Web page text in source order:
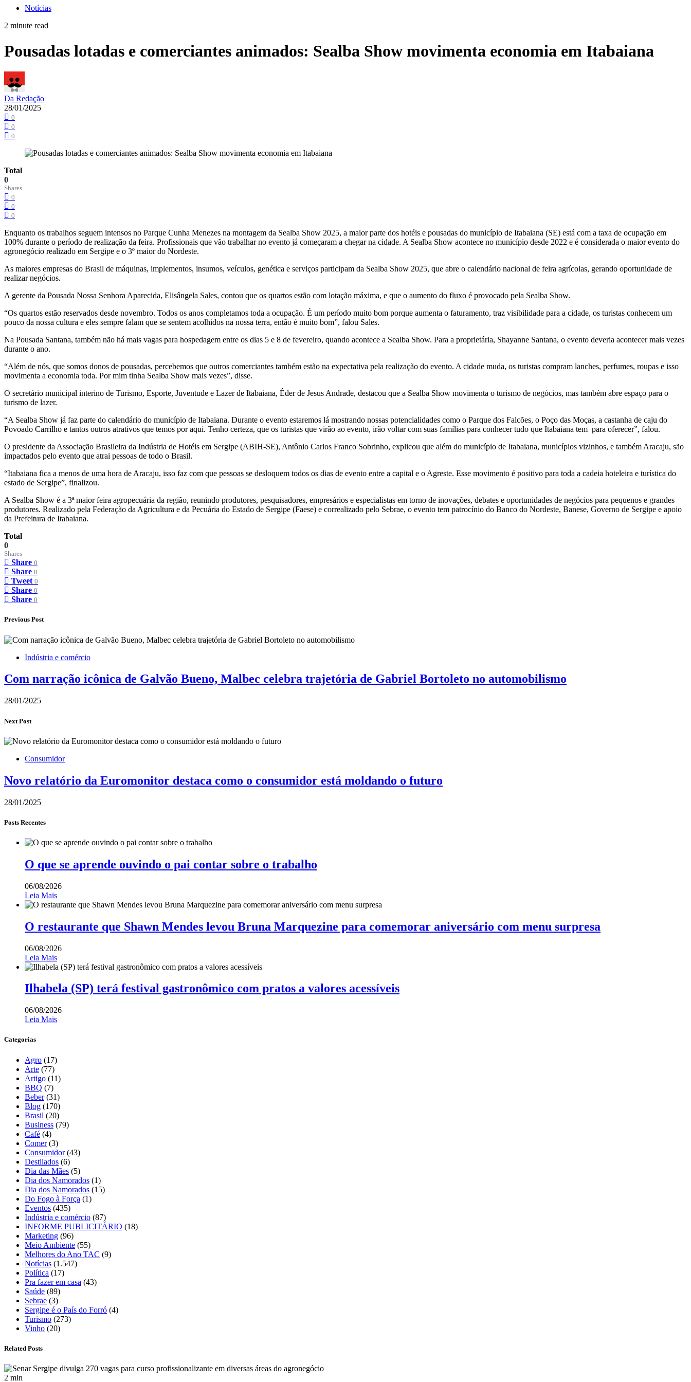
Notícias
2 minute read
Pousadas lotadas e comerciantes animados: Sealba Show movimenta economia em Itabaiana
Da Redação
28/01/2025
0
0
0
Total
0
Shares
0
0
0
Enquanto os trabalhos seguem intensos no Parque Cunha Menezes na montagem da Sealba Show 2025, a maior parte dos hotéis e pousadas do município de Itabaiana (SE) está com a taxa de ocupação em
100% durante o período de realização da feira. Profissionais que vão trabalhar no evento já começaram a chegar na cidade. A Sealba Show acontece no município desde 2022 e é considerada o maior evento do
agronegócio realizado em Sergipe e o 3º maior do Nordeste.
As maiores empresas do Brasil de máquinas, implementos, insumos, veículos, genética e serviços participam da Sealba Show 2025, que abre o calendário nacional de feira agrícolas, gerando oportunidade de
realizar negócios.
A gerente da Pousada Nossa Senhora Aparecida, Elisângela Sales, contou que os quartos estão com lotação máxima, e que o aumento do fluxo é provocado pela Sealba Show.
“Os quartos estão reservados desde novembro. Todos os anos completamos toda a ocupação. É um período muito bom porque aumenta o faturamento, traz visibilidade para a cidade, os turistas conhecem um
pouco da nossa cultura e eles sempre falam que se sentem acolhidos na nossa terra, então é muito bom”, falou Sales.
Na Pousada Santana, também não há mais vagas para hospedagem entre os dias 5 e 8 de fevereiro, quando acontece a Sealba Show. Para a proprietária, Shayanne Santana, o evento deveria acontecer mais vezes
durante o ano.
“Além de nós, que somos donos de pousadas, percebemos que outros comerciantes também estão na expectativa pela realização do evento. A cidade muda, os turistas compram lanches, perfumes, roupas e isso
movimenta a economia toda. Por mim tinha Sealba Show mais vezes”, disse.
O secretário municipal interino de Turismo, Esporte, Juventude e Lazer de Itabaiana, Éder de Jesus Andrade, destacou que a Sealba Show movimenta o turismo de negócios, mas também abre espaço para o
turismo de lazer.
“A Sealba Show já faz parte do calendário do município de Itabaiana. Durante o evento estaremos lá mostrando nossas potencialidades como o Parque dos Falcões, o Poço das Moças, a castanha de caju do
Povoado Carrilho e tantos outros atrativos que temos por aqui. Tenho certeza, que os turistas que virão ao evento, irão voltar com suas famílias para conhecer tudo que Itabaiana tem para oferecer”, falou.
O presidente da Associação Brasileira da Indústria de Hotéis em Sergipe (ABIH-SE), Antônio Carlos Franco Sobrinho, explicou que além do município de Itabaiana, municípios vizinhos, e também Aracaju, são
impactados pelo evento que atrai pessoas de todo o Brasil.
“Itabaiana fica a menos de uma hora de Aracaju, isso faz com que pessoas se desloquem todos os dias de evento entre a capital e o Agreste. Esse movimento é positivo para toda a cadeia hoteleira e turística do
estado de Sergipe”, finalizou.
A Sealba Show é a 3ª maior feira agropecuária da região, reunindo produtores, pesquisadores, empresários e especialistas em torno de inovações, debates e oportunidades de negócios para pequenos e grandes
produtores. Realizado pela Federação da Agricultura e da Pecuária do Estado de Sergipe (Faese) e correalizado pelo Sebrae, o evento tem patrocínio do Banco do Nordeste, Banese, Governo de Sergipe e apoio
da Prefeitura de Itabaiana.
Total
0
Shares
Share 0
Share 0
Tweet 0
Share 0
Share 0
Previous Post
Indústria e comércio
Com narração icônica de Galvão Bueno, Malbec celebra trajetória de Gabriel Bortoleto no automobilismo
28/01/2025
Next Post
Consumidor
Novo relatório da Euromonitor destaca como o consumidor está moldando o futuro
28/01/2025
Posts Recentes
O que se aprende ouvindo o pai contar sobre o trabalho
06/08/2026
Leia Mais
O restaurante que Shawn Mendes levou Bruna Marquezine para comemorar aniversário com menu surpresa
06/08/2026
Leia Mais
Ilhabela (SP) terá festival gastronômico com pratos a valores acessíveis
06/08/2026
Leia Mais
Categorias
Agro (17)
Arte (77)
Artigo (11)
BBQ (7)
Beber(31)
Blog (170)
Brasil (20)
Business (79)
Café (4)
Comer(3)
Consumidor(43)
Destilados (6)
Dia das Mães (5)
Dia dos Namorados (1)
Dia dos Namorados (15)
Do Fogo à Força (1)
Eventos (435)
Indústria e comércio (87)
INFORME PUBLICITÁRIO (18)
Marketing (96)
Meio Ambiente (55)
Melhores do Ano TAC (9)
Notícias (1.547)
Política (17)
Pra fazer em casa (43)
Saúde (89)
Sebrae (3)
Sergipe é o País do Forró (4)
Turismo (273)
Vinho (20)
Related Posts
2 min